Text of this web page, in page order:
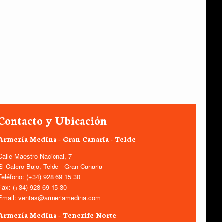
y Ubicación
Medina - Gran Canaria - Telde
Maestro Nacional, 7
Calero Bajo, Telde - Gran Canaria
(+34) 928 69 15 30
(+34) 928 69 15 30
ventas@armeriamedina.com
Medina - Tenerife Norte